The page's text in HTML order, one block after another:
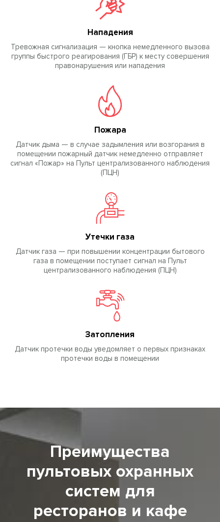
Нападения
Тревожная сигнализация — кнопка немедленного вызова
группы быстрого реагирования (ГБР) к месту совершения
правонарушения или нападения
Пожара
Датчик дыма — в случае задымления или возгорания в
помещении пожарный датчик немедленно отправляет
сигнал «Пожар» на Пульт централизованного наблюдения
(ПЦН)
Утечки газа
Датчик газа — при повышении концентрации бытового
газа в помещении поступает сигнал на Пульт
централизованного наблюдения (ПЦН)
Затопления
Датчик протечки воды уведомляет о первых признаках
протечки воды в помещении
Преимущества
пультовых охранных
систем для
ресторанов и кафе